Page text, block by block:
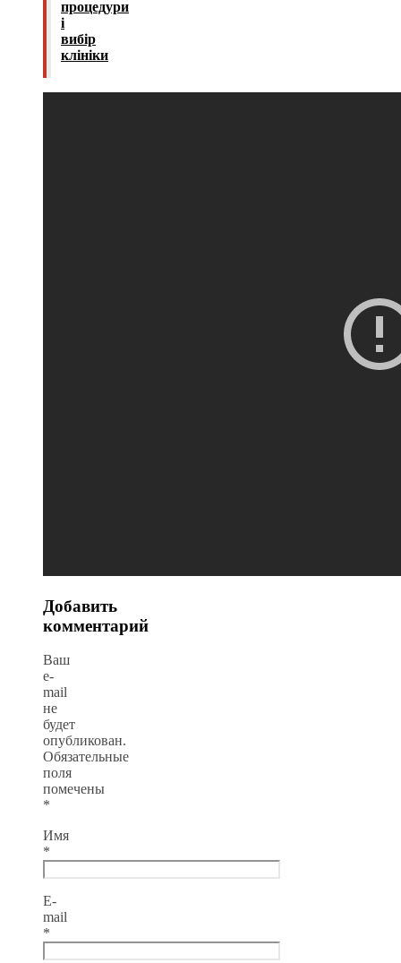
процедури
і
вибір
клініки
Добавить
комментарий
Ваш
e-
mail
не
будет
опубликован.
Обязательные
поля
помечены
*
Имя
*
E-
mail
*